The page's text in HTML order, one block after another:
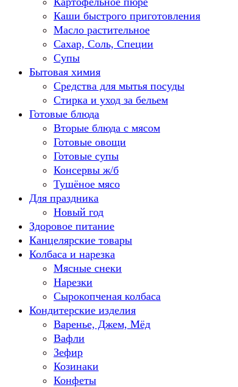
Каши быстрого приготовления
Масло растительное
Сахар, Соль, Специи
Супы
Бытовая химия
Средства для мытья посуды
Стирка и уход за бельем
Готовые блюда
Вторые блюда с мясом
Готовые овощи
Готовые супы
Консервы ж/б
Тушёное мясо
Для праздника
Новый год
Здоровое питание
Канцелярские товары
Колбаса и нарезка
Мясные снеки
Нарезки
Сырокопченая колбаса
Кондитерские изделия
Варенье, Джем, Мёд
Вафли
Зефир
Козинаки
Конфеты